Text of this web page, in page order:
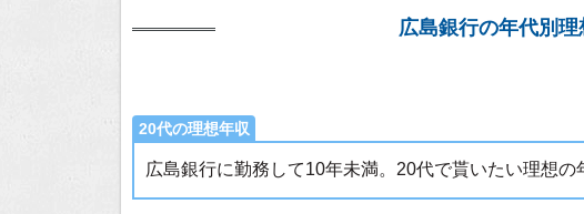
広島銀行の年代別
20代の理想年収
広島銀行に勤務して10年未満。20代で貰いたい理想の